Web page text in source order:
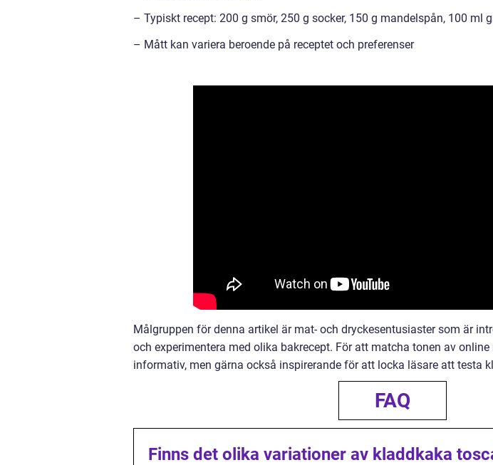
– Typiskt recept: 200 g smör, 250 g socker, 150 g mandelspån, 100 ml
– Mått kan variera beroende på receptet och preferenser
Målgruppen för denna artikel är mat- och dryckesentusiaster som är
och experimentera med olika bakrecept. För att matcha tonen av
informativ, men gärna också inspirerande för att locka läsare att testa
FAQ
Finns det olika variationer av kladdkaka